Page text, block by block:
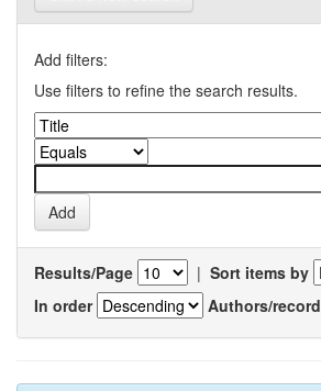
Add filters:
Use filters to refine the search results.
Results/Page | Sort items by
In order
Authors/record